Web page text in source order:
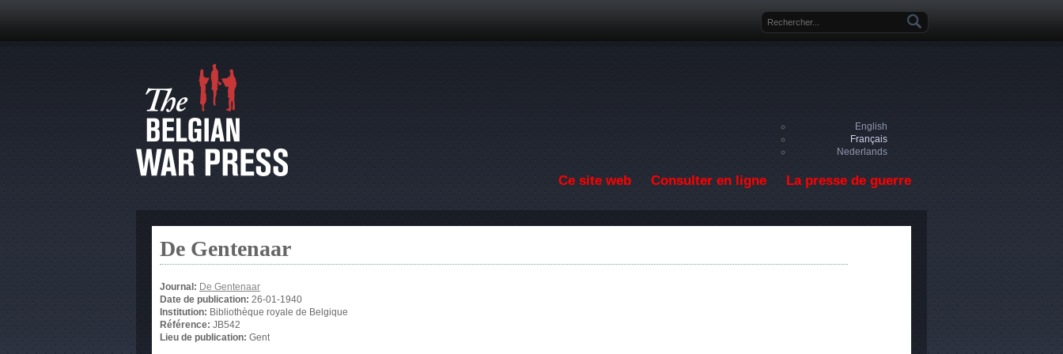
Formulaire de recherche
English
Français
Nederlands
Ce site web Consulter en ligne La presse de guerre
De Gentenaar
Journal: De Gentenaar
Date de publication: 26-01-1940
Institution: Bibliothèque royale de Belgique
Référence: JB542
Lieu de publication: Gent